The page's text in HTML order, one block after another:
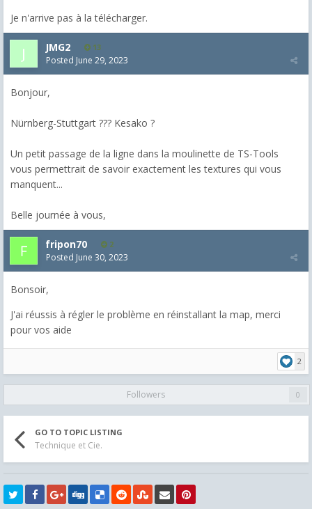
Je n'arrive pas à la télécharger.
JMG2 13
Posted June 29, 2023
Bonjour,
Nürnberg-Stuttgart ??? Kesako ?
Un petit passage de la ligne dans la moulinette de TS-Tools
vous permettrait de savoir exactement les textures qui vous
manquent...
Belle journée à vous,
fripon70 2
Posted June 30, 2023
Bonsoir,
J'ai réussis à régler le problème en réinstallant la map, merci
pour vos aide
2
Followers 0
GO TO TOPIC LISTING
Technique et Cie.